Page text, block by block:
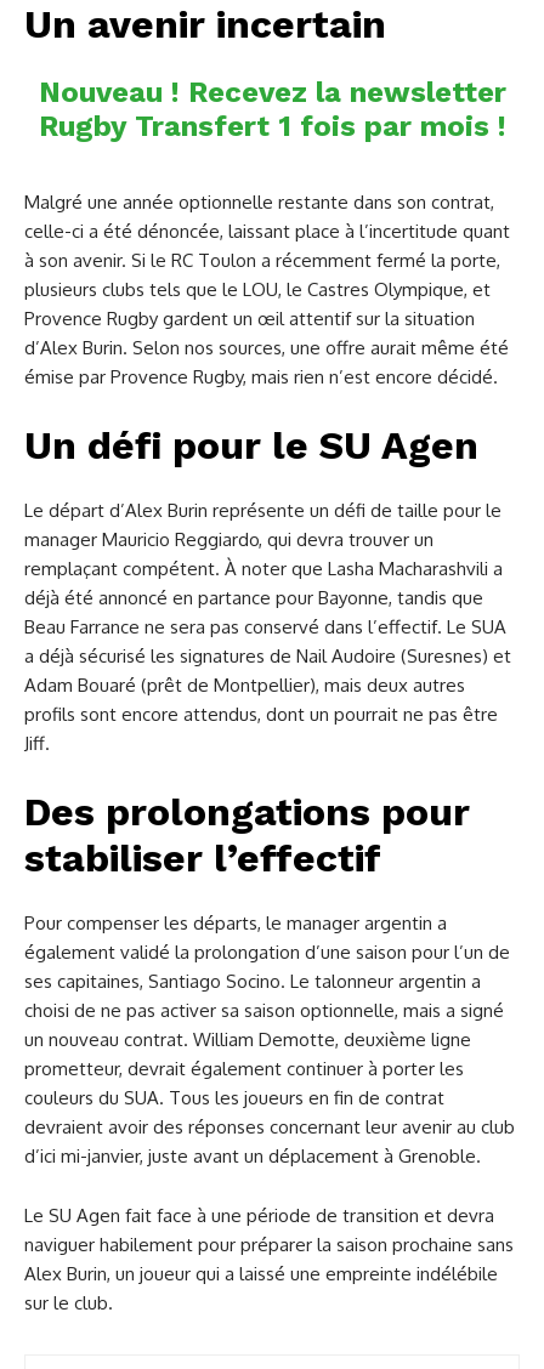
Un avenir incertain
Nouveau ! Recevez la newsletter
Rugby Transfert 1 fois par mois !
Malgré une année optionnelle restante dans son contrat,
celle-ci a été dénoncée, laissant place à l’incertitude quant
à son avenir. Si le RC Toulon a récemment fermé la porte,
plusieurs clubs tels que le LOU, le Castres Olympique, et
Provence Rugby gardent un œil attentif sur la situation
d’Alex Burin. Selon nos sources, une offre aurait même été
émise par Provence Rugby, mais rien n’est encore décidé.
Un défi pour le SU Agen
Le départ d’Alex Burin représente un défi de taille pour le
manager Mauricio Reggiardo, qui devra trouver un
remplaçant compétent. À noter que Lasha Macharashvili a
déjà été annoncé en partance pour Bayonne, tandis que
Beau Farrance ne sera pas conservé dans l’effectif. Le SUA
a déjà sécurisé les signatures de Nail Audoire (Suresnes) et
Adam Bouaré (prêt de Montpellier), mais deux autres
profils sont encore attendus, dont un pourrait ne pas être
Jiff.
Des prolongations pour
stabiliser l’effectif
Pour compenser les départs, le manager argentin a
également validé la prolongation d’une saison pour l’un de
ses capitaines, Santiago Socino. Le talonneur argentin a
choisi de ne pas activer sa saison optionnelle, mais a signé
un nouveau contrat. William Demotte, deuxième ligne
prometteur, devrait également continuer à porter les
couleurs du SUA. Tous les joueurs en fin de contrat
devraient avoir des réponses concernant leur avenir au club
d’ici mi-janvier, juste avant un déplacement à Grenoble.
Le SU Agen fait face à une période de transition et devra
naviguer habilement pour préparer la saison prochaine sans
Alex Burin, un joueur qui a laissé une empreinte indélébile
sur le club.